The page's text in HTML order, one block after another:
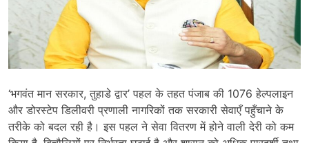
‘भगवंत मान सरकार, तुहाडे द्वार’ पहल के तहत पंजाब की 1076 हेल्पलाइन
और डोरस्टेप डिलीवरी प्रणाली नागरिकों तक सरकारी सेवाएँ पहुँचाने के
तरीके को बदल रही है। इस पहल ने सेवा वितरण में होने वाली देरी को कम